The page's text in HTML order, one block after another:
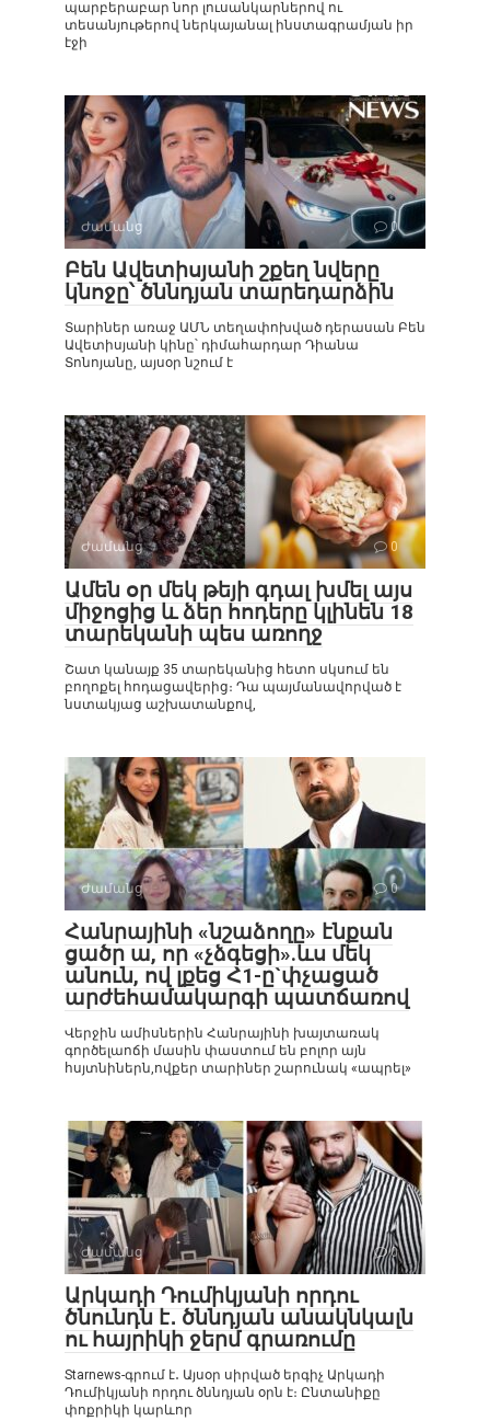
պարբերաբար նոր լուսանկարներով ու
տեսանյութերով ներկայանալ ինստագրամյան իր
էջի
Ժամանց 0
Բեն Ավետիսյանի շքեղ նվերը
կնոջը՝ ծննդյան տարեդարձին
Տարիներ առաջ ԱՄՆ տեղափոխված դերասան Բեն
Ավետիսյանի կինը՝ դիմահարդար Դիանա
Տոնոյանը, այսօր նշում է
Ժամանց 0
Ամեն օր մեկ թեյի գդալ խմել այս
միջոցից և ձեր հոդերը կլինեն 18
տարեկանի պես առողջ
Շատ կանայք 35 տարեկանից հետո սկսում են
բողոքել հոդացավերից։ Դա պայմանավորված է
նստակյաց աշխատանքով,
Ժամանց 0
Հանրայինի «նշաձողը» էնքան
ցածր ա, որ «չձգեցի».ևս մեկ
անուն, ով լքեց Հ1-ը`փչացած
արժեհամակարգի պատճառով
Վերջին ամիսներին Հանրայինի խայտառակ
գործելաոճի մասին փաստում են բոլոր այն
հսյտնիներն,ովքեր տարիներ շարունակ «ապրել»
Ժամանց 0
Արկադի Դումիկյանի որդու
ծնունդն է․ ծննդյան անակնկալն
ու հայրիկի ջերմ գրառումը
Starnews-գրում է․ Այսօր սիրված երգիչ Արկադի
Դումիկյանի որդու ծննդյան օրն է։ Ընտանիքը
փոքրիկի կարևոր